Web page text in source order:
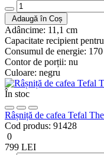
Adaugă în Coș
Adâncime: 11,1 cm
Capacitate recipient
Consumul de energie:
Contor de porții: nu
Culoare: negru
În stoc
Râșniță de cafea Tefal
Cod produs: 91428
0
799 LEI